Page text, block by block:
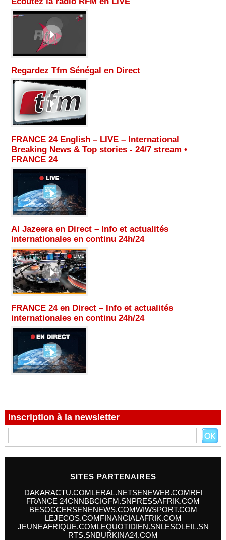
Regardez Tfm Sénégal en Direct
FRANCE 24 English – LIVE – International
Breaking News & Top stories - 24/7 stream •
FRANCE 24
Al Jazeera en Direct – Info et actualités
internationales en continu 24h/24
FRANCE 24 en Direct – Info et actualités
internationales en continu 24h/24
Inscription à la newsletter
SITES PARTENAIRES
DAKARACTU.COMLERAL.NETSENEWEB.COMRFI
FRANCE 24CNNBBCIGFM.SNPRESSAFRIK.COM
BESOCCERSENENEWS.COMWIWSPORT.COM
LEJECOS.COMFINANCIALAFRIK.COM
JEUNEAFRIQUE.COMLEQUOTIDIEN.SNLESOLEIL.SN
RTS.SNBURKINA24.COM